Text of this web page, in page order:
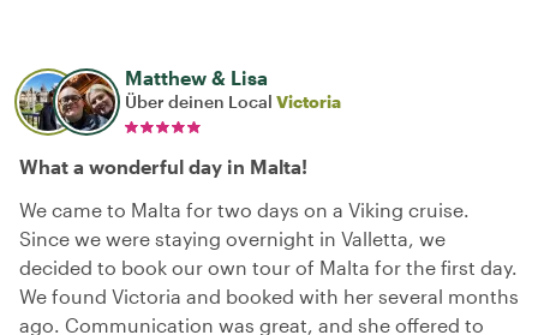
Matthew & Lisa
Über deinen Local Victoria
What a wonderful day in Malta!
We came to Malta for two days on a Viking cruise.
Since we were staying overnight in Valletta, we
decided to book our own tour of Malta for the first day.
We found Victoria and booked with her several months
ago. Communication was great, and she offered to